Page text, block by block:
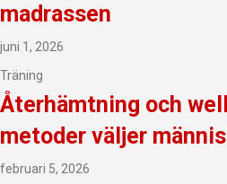
madrassen
juni 1, 2026
Träning
Återhämtning och
metoder väljer
februari 5, 2026